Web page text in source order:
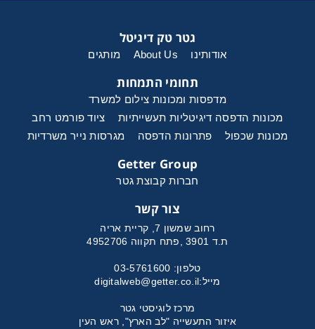
גטר טק דיגיטל
אודותינו About Us מותגים
תחומי התמחות
מדפסות ומכונות צילום למשרד
מכונות הדפסה דיגיטליות תעשייתיות
ציוד פורמט רחב
מכונות שכפול
פתרונות הדפסה מגרסות נייר משרדיות
Getter Group
חברות קבוצת גטר
צור קשר
רחוב שמשון 7, קריית אריה
ת.ד 3901 ,פתח תקווה 4952706
טלפון: 03-5761600
מייל:digitalweb@getter.co.il
מרכז לוגיסטי גטר
איזור התעשייה "לב הארץ", ראש העין